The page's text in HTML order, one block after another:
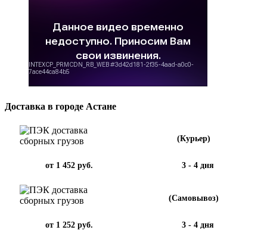
Доставка в городе Астане
(Курьер)
от 1 452 руб. 3 - 4 дня
(Самовывоз)
от 1 252 руб. 3 - 4 дня